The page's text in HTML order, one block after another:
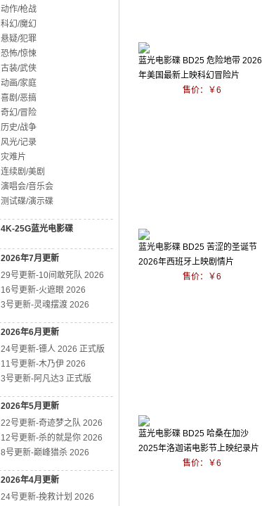
动作/枪战
科幻/魔幻
悬疑/犯罪
恐怖/惊悚
古装/武侠
动画/家庭
喜剧/恶搞
奇幻/冒险
历史/战争
风光/记录
灾难片
连续剧/美剧
演唱会/音乐会
测试碟/演示碟
4K-25G蓝光电影碟
2026年7月更新
29号更新-10间敢死队 2026
16号更新-火遮眼 2026
3号更新-灵魂摆渡 2026
2026年6月更新
24号更新-镖人 2026 正式版
11号更新-木乃伊 2026
3号更新-阿凡达3 正式版
2026年5月更新
22号更新-奇迹梦之队 2026
12号更新-杀的就是你 2026
8号更新-巅峰猎杀 2026
2026年4月更新
24号更新-挽救计划 2026
蓝光电影碟 BD25 危险地带 2026
年美国最新上映科幻冒险片
售价：￥6
蓝光电影碟 BD25 苦涩的圣诞节
2026年西班牙上映剧情片
售价：￥6
蓝光电影碟 BD25 哈桑在加沙
2025年洛迦诺电影节上映纪录片
售价：￥6